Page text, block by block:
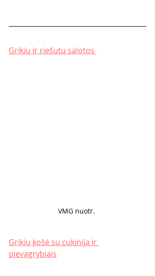
Grikių ir riešutų salotos
VMG nuotr.
Grikių košė su cukinija ir
pievagrybiais